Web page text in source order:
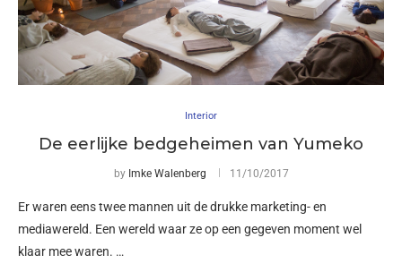
Interior
De eerlijke bedgeheimen van Yumeko
by Imke Walenberg 11/10/2017
Er waren eens twee mannen uit de drukke marketing- en
mediawereld. Een wereld waar ze op een gegeven moment wel
klaar mee waren. …